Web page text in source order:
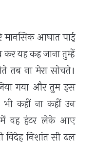
आघात पाई
यह कह जाना तुम्हें
तब ना मेरा सोचते।
लिया गया और तुम इस
कहीं ना कहीं उन
वह हंटर लेके आए
निशांत सी ढल